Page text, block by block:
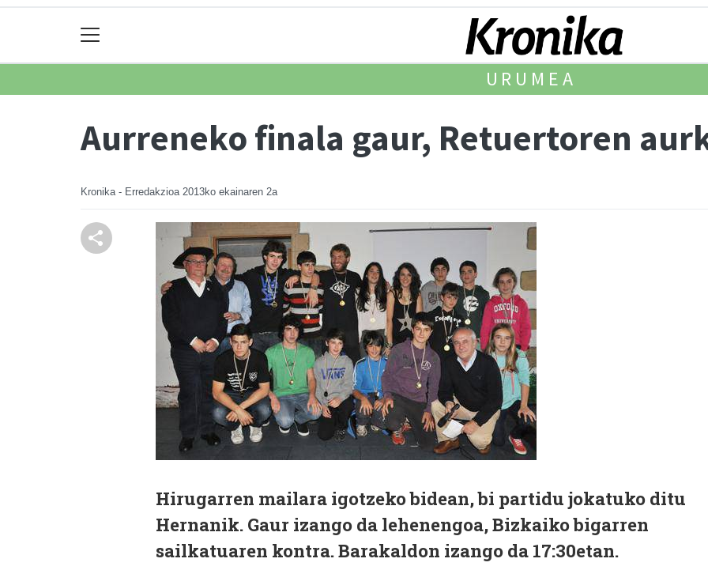
URUMEA
Aurreneko finala gaur, Retuertoren
Kronika - Erredakzioa 2013ko ekainaren 2a
Hirugarren mailara igotzeko bidean, bi partidu jokatuko ditu
Hernanik. Gaur izango da lehenengoa, Bizkaiko bigarren
sailkatuaren kontra. Barakaldon izango da 17:30etan.